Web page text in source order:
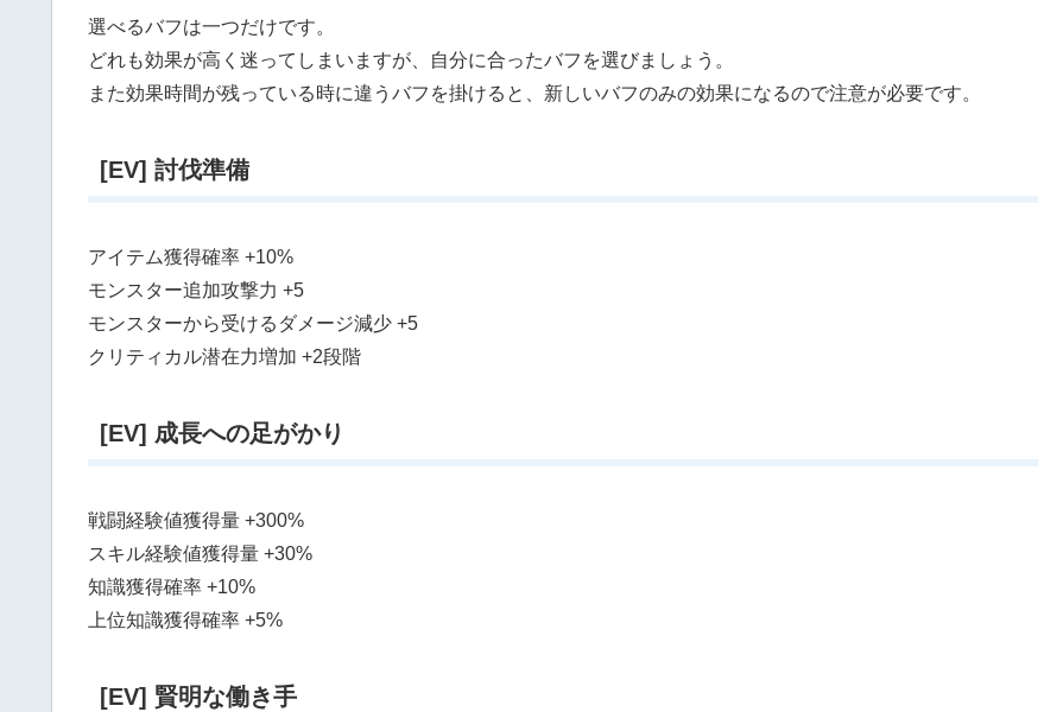
選べるバフは一つだけです。
どれも効果が高く迷ってしまいますが、自分に合ったバフを選びましょう。
また効果時間が残っている時に違うバフを掛けると、新しいバフのみの効果になるので注意が必要です。
[EV] 討伐準備
アイテム獲得確率 +10%
モンスター追加攻撃力 +5
モンスターから受けるダメージ減少 +5
クリティカル潜在力増加 +2段階
[EV] 成長への足がかり
戦闘経験値獲得量 +300%
スキル経験値獲得量 +30%
知識獲得確率 +10%
上位知識獲得確率 +5%
[EV] 賢明な働き手